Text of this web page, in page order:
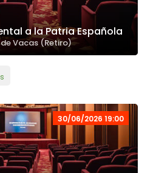
a la Patria Española
Vacas (Retiro)
30/06/2026 19:00